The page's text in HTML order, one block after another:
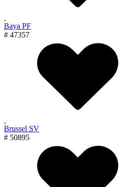
Baya PF
# 47357
Brussel SV
# 50895